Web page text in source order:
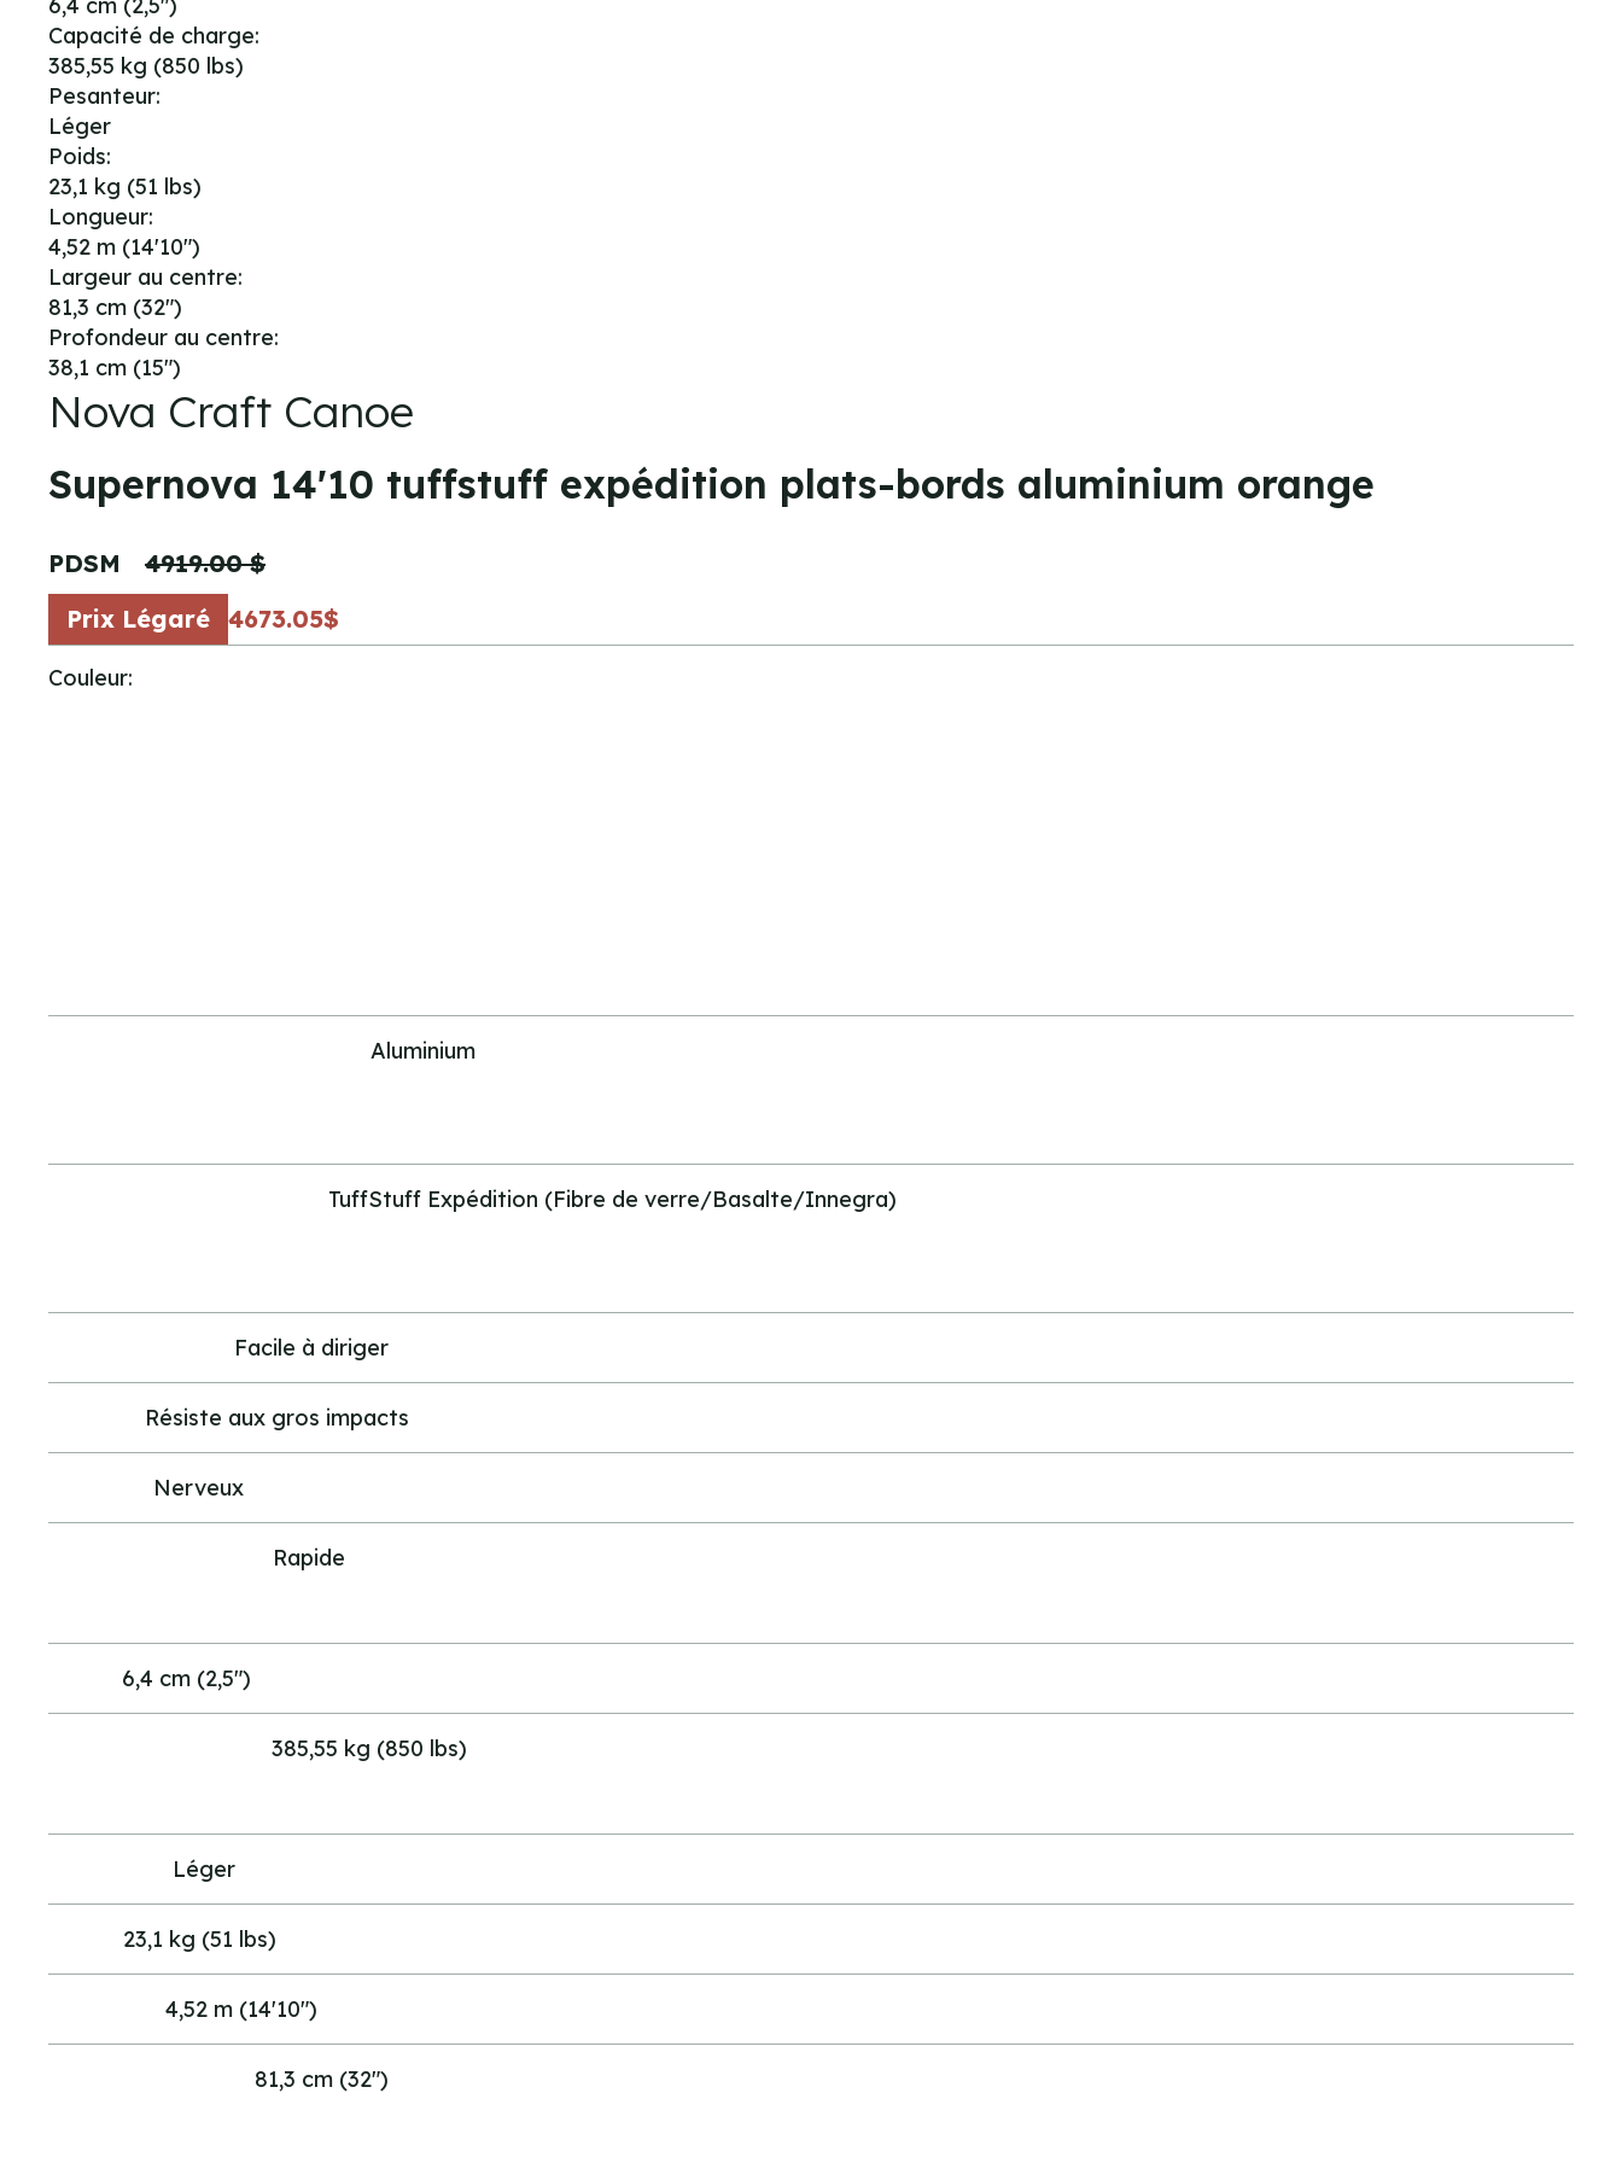
Capacité de charge:
385,55 kg (850 lbs)
Pesanteur:
Léger
Poids:
23,1 kg (51 lbs)
Longueur:
4,52 m (14'10")
Largeur au centre:
81,3 cm (32")
Profondeur au centre:
38,1 cm (15")
Nova Craft Canoe
Supernova 14'10 tuffstuff expédition plats-bords aluminium orange
PDSM
4919.00 $
Prix Légaré 4673.05$
Couleur:
Aluminium
TuffStuff Expédition (Fibre de verre/Basalte/Innegra)
Facile à diriger
Résiste aux gros impacts
Nerveux
Rapide
6,4 cm (2,5")
385,55 kg (850 lbs)
Léger
23,1 kg (51 lbs)
4,52 m (14'10")
81,3 cm (32")